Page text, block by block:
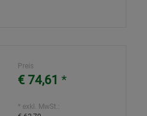
Preis
€ 74,61 *
* exkl. MwSt.: